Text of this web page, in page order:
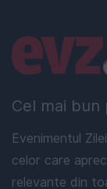
Cel mai bun
Evenimentul
celor care
relevante din
Linkuri utile